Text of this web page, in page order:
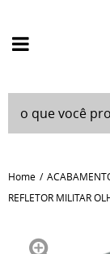
Home
REFLETOR MILITAR